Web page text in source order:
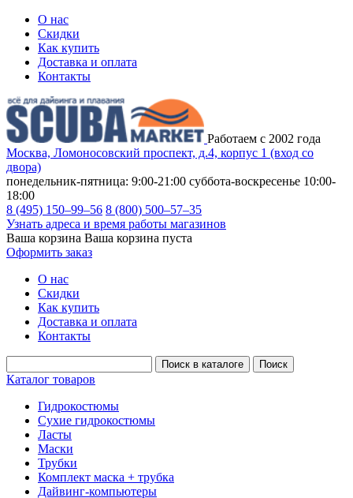
О нас
Скидки
Как купить
Доставка и оплата
Контакты
Работаем с 2002 года
Москва, Ломоносовский проспект, д.4, корпус 1 (вход со
двора)
понедельник-пятница: 9:00-21:00 суббота-воскресенье 10:00-
18:00
8 (495) 150–99–56 8 (800) 500–57–35
Узнать адреса и время работы магазинов
Ваша корзина Ваша корзина пуста
Оформить заказ
О нас
Скидки
Как купить
Доставка и оплата
Контакты
Каталог товаров
Гидрокостюмы
Сухие гидрокостюмы
Ласты
Маски
Трубки
Комплект маска + трубка
Дайвинг-компьютеры